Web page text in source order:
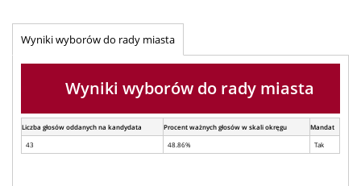
Wyniki wyborów do rady miasta
Wyniki wyborów do rady miasta
Liczba głosów oddanych na kandydata Procent ważnych głosów w skali okręgu
Mandat
43
48.86% Tak